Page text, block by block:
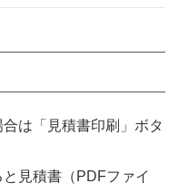
は「見積書印刷」ボタ
見積書（PDFファイ